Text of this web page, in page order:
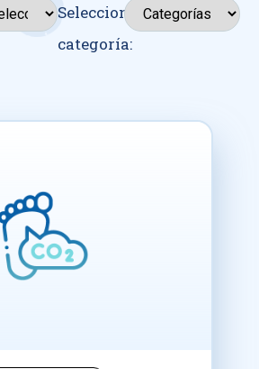
Seleccionar
categoría: